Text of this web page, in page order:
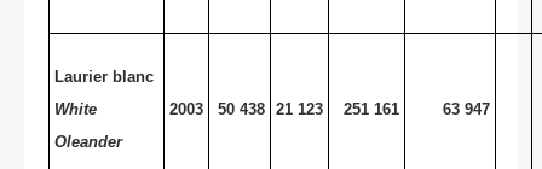
Laurier blanc
White
Oleander
2003 50 438 21 123 251 161 63 947